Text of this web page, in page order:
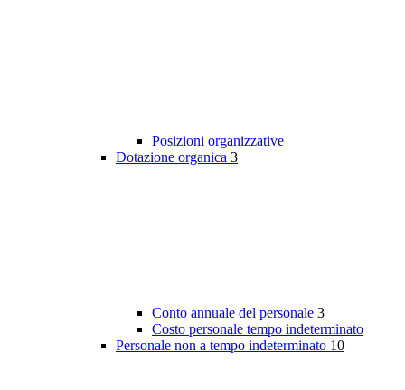
Posizioni organizzative
Dotazione organica 3
Conto annuale del personale 3
Costo personale tempo indeterminato
Personale non a tempo indeterminato 10